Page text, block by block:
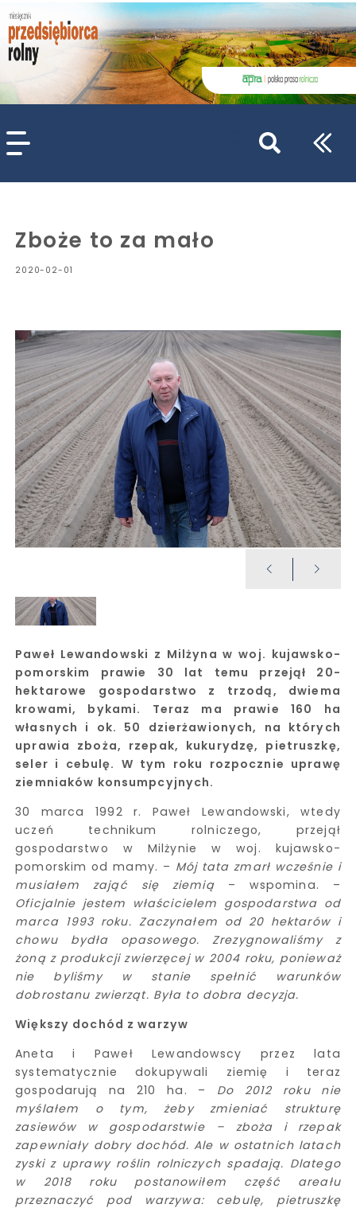
Zboże to za mało
2020-02-01
Paweł Lewandowski z Milżyna w woj. kujawsko-
pomorskim prawie 30 lat temu przejął 20-
hektarowe gospodarstwo z trzodą, dwiema
krowami, bykami. Teraz ma prawie 160 ha
własnych i ok. 50 dzierżawionych, na których
uprawia zboża, rzepak, kukurydzę, pietruszkę,
seler i cebulę. W tym roku rozpocznie uprawę
ziemniaków konsumpcyjnych.
30 marca 1992 r. Paweł Lewandowski, wtedy
uczeń technikum rolniczego, przejął
gospodarstwo w Milżynie w woj. kujawsko-
pomorskim od mamy. – Mój tata zmarł wcześnie i
musiałem zająć się ziemią– wspomina. –
Oficjalnie jestem właścicielem gospodarstwa od
marca 1993 roku. Zaczynałem od 20 hektarów i
chowu bydła opasowego. Zrezygnowaliśmy z
żoną z produkcji zwierzęcej w 2004 roku, ponieważ
nie byliśmy w stanie spełnić warunków
dobrostanu zwierząt. Była to dobra decyzja.
Większy dochód z warzyw
Aneta i Paweł Lewandowscy przez lata
systematycznie dokupywali ziemię i teraz
gospodarują na 210 ha. – Do 2012 roku nie
myślałem o tym, żeby zmieniać strukturę
zasiewów w gospodarstwie – zboża i rzepak
zapewniały dobry dochód. Ale w ostatnich latach
zyski z uprawy roślin rolniczych spadają. Dlatego
w 2018 roku postanowiłem część areału
przeznaczyć pod warzywa: cebulę, pietruszkę